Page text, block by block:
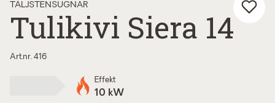
TÄLJSTENSUGNAR
Tulikivi Siera 14
Art.nr. 416
Effekt
10 kW